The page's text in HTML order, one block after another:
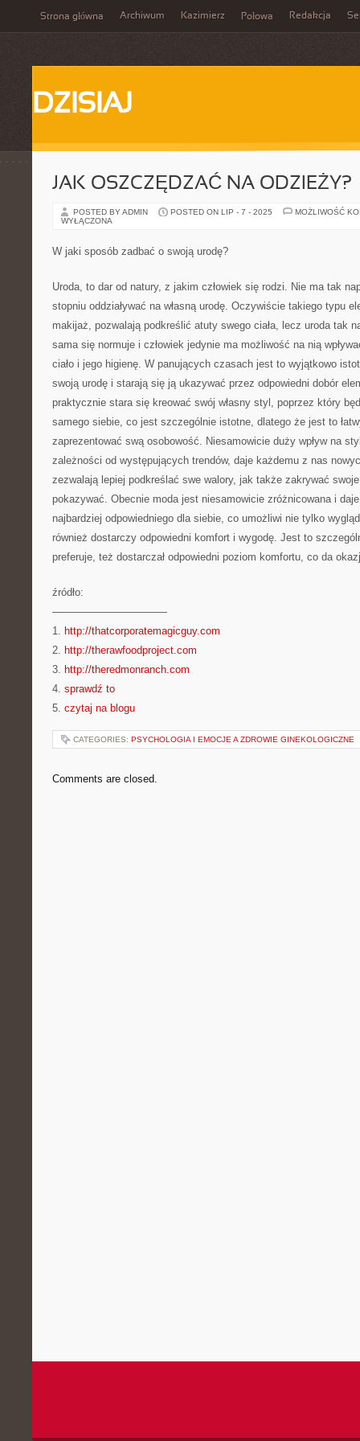
Strona główna Archiwum Kazimierz Połowa Redakcja
DZISIAJ
JAK OSZCZĘDZAĆ NA ODZIEŻY?
POSTED BY ADMIN POSTED ON LIP - 7 - 2025
MOŻLIWOŚĆ
WYŁĄCZONA
W jaki sposób zadbać o swoją urodę?
Uroda, to dar od natury, z jakim człowiek się rodzi. Nie ma tak
stopniu oddziaływać na własną urodę. Oczywiście takiego typu
makijaż, pozwalają podkreślić atuty swego ciała, lecz uroda tak
sama się normuje i człowiek jedynie ma możliwość na nią
ciało i jego higienę. W panujących czasach jest to wyjątkowo
swoją urodę i starają się ją ukazywać przez odpowiedni dobór
praktycznie stara się kreować swój własny styl, poprzez który
samego siebie, co jest szczególnie istotne, dlatego że jest to
zaprezentować swą osobowość. Niesamowicie duży wpływ na
zależności od występujących trendów, daje każdemu z nas
zezwalają lepiej podkreślać swe walory, jak także zakrywać
pokazywać. Obecnie moda jest niesamowicie zróżnicowana i
najbardziej odpowiedniego dla siebie, co umożliwi nie tylko
również dostarczy odpowiedni komfort i wygodę. Jest to
preferuje, też dostarczał odpowiedni poziom komfortu, co da
źródło:
———————————
1. http://thatcorporatemagicguy.com
2. http://therawfoodproject.com
3. http://theredmonranch.com
4. sprawdź to
5. czytaj na blogu
CATEGORIES: PSYCHOLOGIA I EMOCJE A ZDROWIE GINEKOLOGICZNE
Comments are closed.